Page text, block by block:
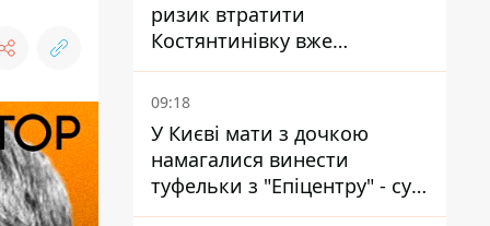
ризик втратити
Костянтинівку вже
найближчими місяцями
09:18
У Києві мати з дочкою
намагалися винести
туфельки з "Епіцентру" - суд
виніс вирок